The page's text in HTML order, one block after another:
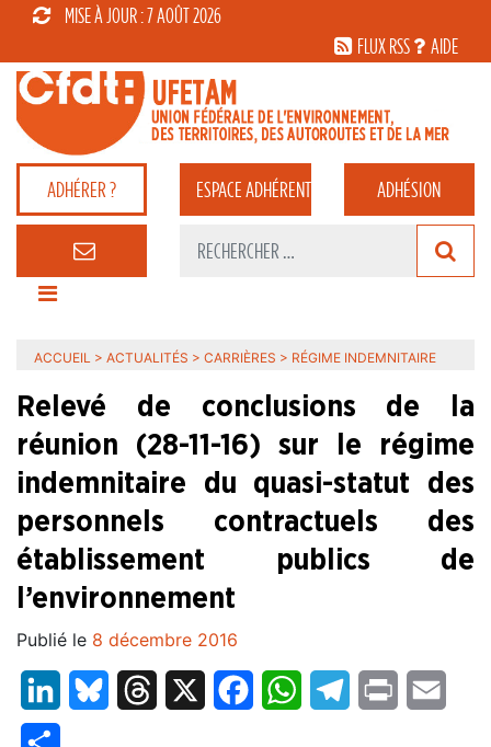
MISE À JOUR : 7 AOÛT 2026
FLUX RSS
AIDE
ADHÉRER ? ESPACEADHÉRENT ADHÉSION
ACCUEIL > ACTUALITÉS > CARRIÈRES > RÉGIME INDEMNITAIRE
Relevé de conclusions de la
réunion (28-11-16) sur le régime
indemnitaire du quasi-statut des
personnels contractuels des
établissement publics de
l’environnement
Publié le 8 décembre 2016
LinkedInBluesky Threads FacebookWhatsAppTelegram
Print